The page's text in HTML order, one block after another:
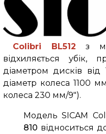
Colibri BL512 з
відхиляється убік,
діаметром дисків
діаметр колеса 1100
колеса 230 мм/9").
Модель SICAM
810 відноситься